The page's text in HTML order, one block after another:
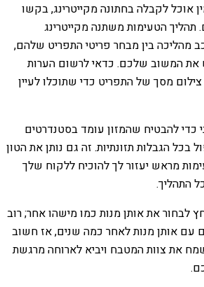
אוכל לקבלה בחתונה מקייטרינג, בקשו
הטעימות משתנה מקייטרינג
מהליכה בין מבחר פריטי התפריט שלהם,
את המשוב שלכם. כדאי לרשום הערות
מסך של התפריט כדי שתוכלו לעיין
כדי להבטיח שהמזון עומד בסטנדרטים
בכל הגבלות תזונתיות. זה גם נותן את הטון
מראש יעזור לך להוכיח ללקוח שלך
התהליך.
לבחור את אותן מנות כמו מישהו אחר; רוב
עם אותן מנות לאחר כמה שנים, אז חשוב
את צוות המטבח ויביא לארוחה מרגשת